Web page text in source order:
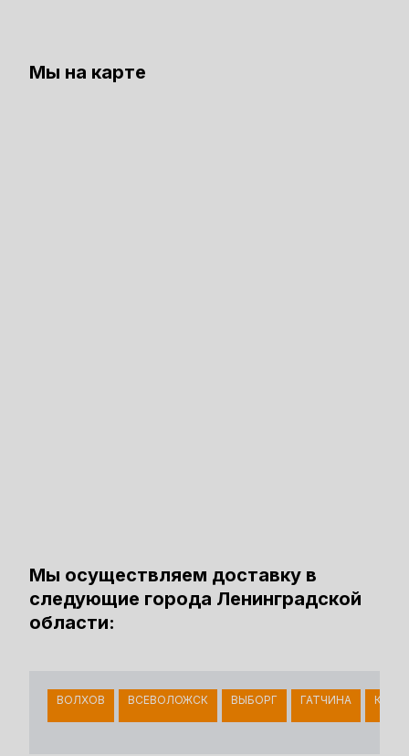
Мы на карте
Мы осуществляем доставку в
следующие города Ленинградской
области:
ВОЛХОВ ВСЕВОЛОЖСК ВЫБОРГ ГАТЧИНА